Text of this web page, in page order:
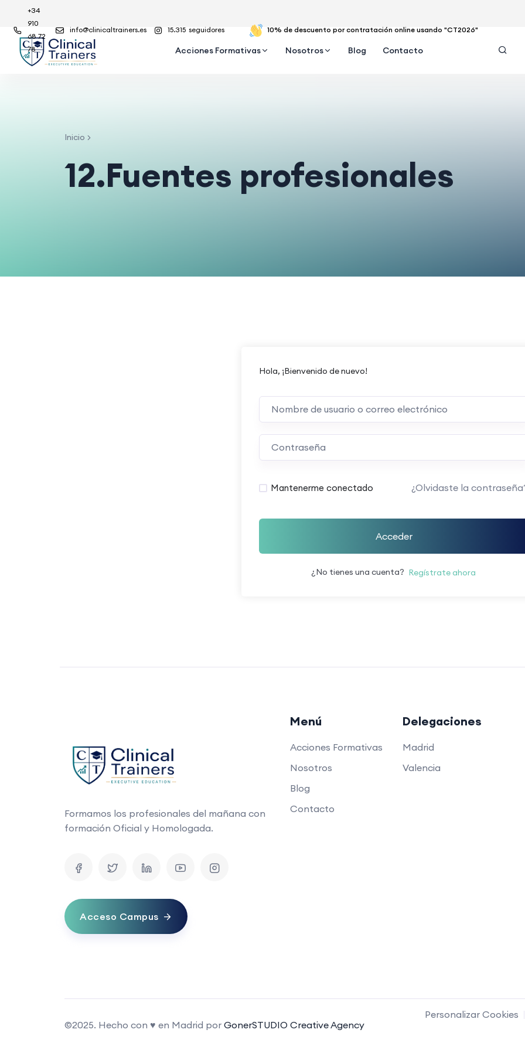
15.315 seguidores
info@clinicaltrainers.es
+34
910
68 72
78
10% de descuento por contratación online usando "CT2026"
Acciones Formativas Nosotros Blog Contacto
Inicio
12.Fuentes profesionales
Hola, ¡Bienvenido de nuevo!
Mantenerme conectado ¿Olvidaste la
Acceder
¿No tienes una cuenta? Regístrate ahora
Formamos los profesionales del mañana con
formación Oficial y Homologada.
Acceso Campus
Menú
Acciones Formativas
Nosotros
Blog
Contacto
Delegaciones
Madrid
Valencia
©2025. Hecho con ♥ en Madrid por GonerSTUDIO Creative Agency
Personalizar Cookies